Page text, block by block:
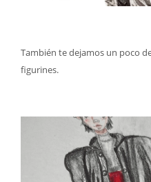
También te dejamos un poco
figurines.